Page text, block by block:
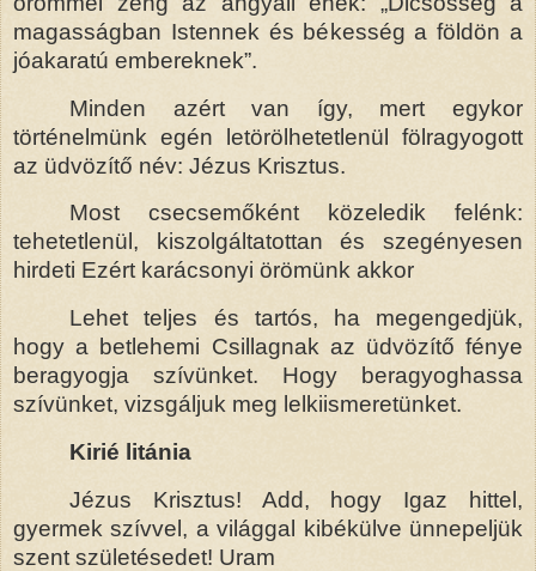
magasságban Istennek és békesség a földön a
jóakaratú embereknek”.
Minden azért van így, mert egykor
történelmünk egén letörölhetetlenül fölragyogott
az üdvözítő név: Jézus Krisztus.
Most csecsemőként közeledik felénk:
tehetetlenül, kiszolgáltatottan és szegényesen
hirdeti Ezért karácsonyi örömünk akkor
Lehet teljes és tartós, ha megengedjük,
hogy a betlehemi Csillagnak az üdvözítő fénye
beragyogja szívünket. Hogy beragyoghassa
szívünket, vizsgáljuk meg lelkiismeretünket.
Kirié litánia
Jézus Krisztus! Add, hogy Igaz hittel,
gyermek szívvel, a világgal kibékülve ünnepeljük
szent születésedet! Uram